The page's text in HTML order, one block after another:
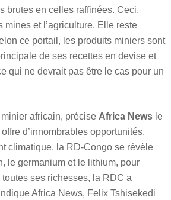
brutes en celles raffinées. Ceci,
et l’agriculture. Elle reste
ce portail, les produits miniers sont
de ses recettes en devise et
qui ne devrait pas être le cas pour un
africain, précise Africa News le
d’innombrables opportunités.
climatique, la RD-Congo se révèle
le germanium et le lithium, pour
ses richesses, la RDC a
Africa News, Felix Tshisekedi